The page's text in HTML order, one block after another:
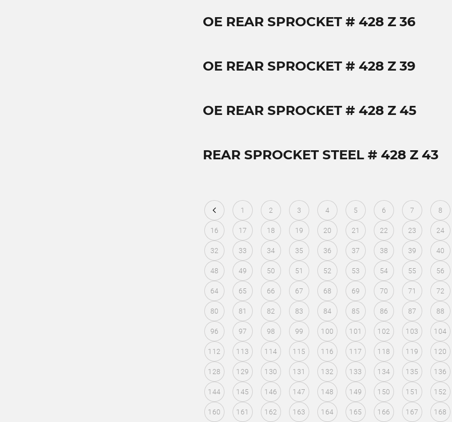
OE REAR SPROCKET # 428 Z 36
OE REAR SPROCKET # 428 Z 39
OE REAR SPROCKET # 428 Z 45
REAR SPROCKET STEEL # 428 Z 43
1 2 3 4 5 6 7 8
16 17 18 19 20 21 22 23 24
32 33 34 35 36 37 38 39 40
48 49 50 51 52 53 54 55 56
64 65 66 67 68 69 70 71 72
80 81 82 83 84 85 86 87 88
96 97 98 99 100 101 102 103 104
112 113 114 115 116 117 118 119 120
128 129 130 131 132 133 134 135 136
144 145 146 147 148 149 150 151 152
160 161 162 163 164 165 166 167 168